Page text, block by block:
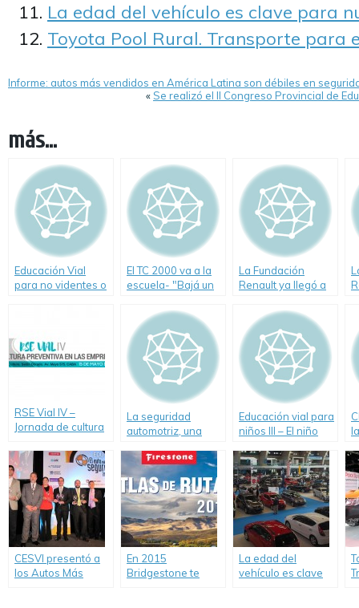
La edad del vehículo es clave para
Toyota Pool Rural. Transporte para
Informe: autos más vendidos en América Latina son débiles en
«Se realizó el II Congreso Provincial de
más...
Educación Vial
para no videntes o
El TC 2000 va a la
escuela- "Bajá un
La Fundación
Renault ya llegó a
su mensaje de
concientización en
materia de
Seguridad Vial
RSE Vial IV –
Jornada de cultura
empresas
La seguridad
automotriz, una
Educación vial para
niños III – El niño
pasajero
CESVI presentó a
los Autos Más
En 2015
Bridgestone te
La edad del
vehículo es clave